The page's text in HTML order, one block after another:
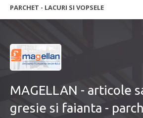
PARCHET - LACURI SI VOPSELE
MAGELLAN - articole
gresie si faianta -